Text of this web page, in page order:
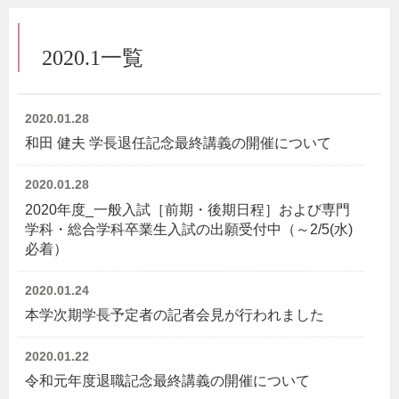
2020.1一覧
2020.01.28
和田 健夫 学長退任記念最終講義の開催について
2020.01.28
2020年度_一般入試［前期・後期日程］および専門
学科・総合学科卒業生入試の出願受付中（～2/5(水)
必着）
2020.01.24
本学次期学長予定者の記者会見が行われました
2020.01.22
令和元年度退職記念最終講義の開催について